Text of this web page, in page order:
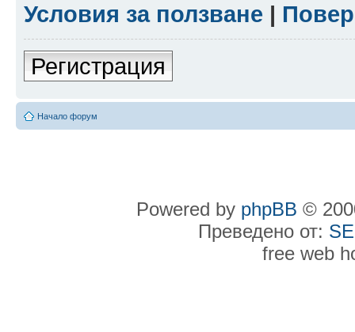
Условия за ползване |
Регистрация
Начало форум
Powered by phpBB ©
Преведено от:
free web